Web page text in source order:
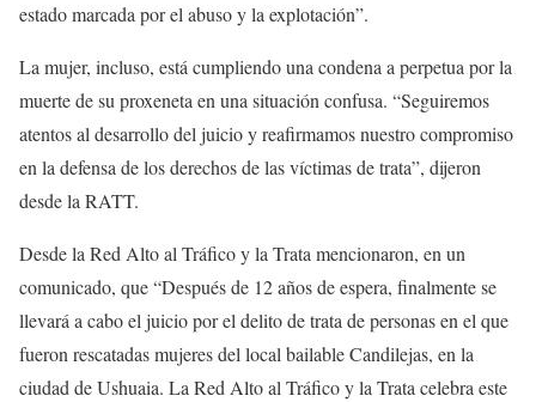
estado marcada por el abuso y la explotación”.
La mujer, incluso, está cumpliendo una condena a perpetua por la
muerte de su proxeneta en una situación confusa. “Seguiremos
atentos al desarrollo del juicio y reafirmamos nuestro compromiso
en la defensa de los derechos de las víctimas de trata”, dijeron
desde la RATT.
Desde la Red Alto al Tráfico y la Trata mencionaron, en un
comunicado, que “Después de 12 años de espera, finalmente se
llevará a cabo el juicio por el delito de trata de personas en el que
fueron rescatadas mujeres del local bailable Candilejas, en la
ciudad de Ushuaia. La Red Alto al Tráfico y la Trata celebra este